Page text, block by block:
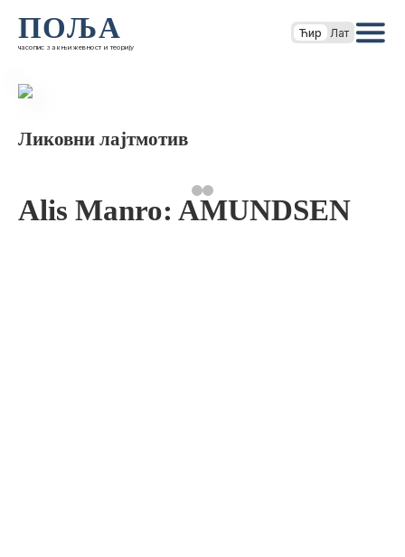
ПОЉА
часопис за књижевност и теорију
Ћир Лат
Ликовни лајтмотив
Alis Manro: AMUNDSEN